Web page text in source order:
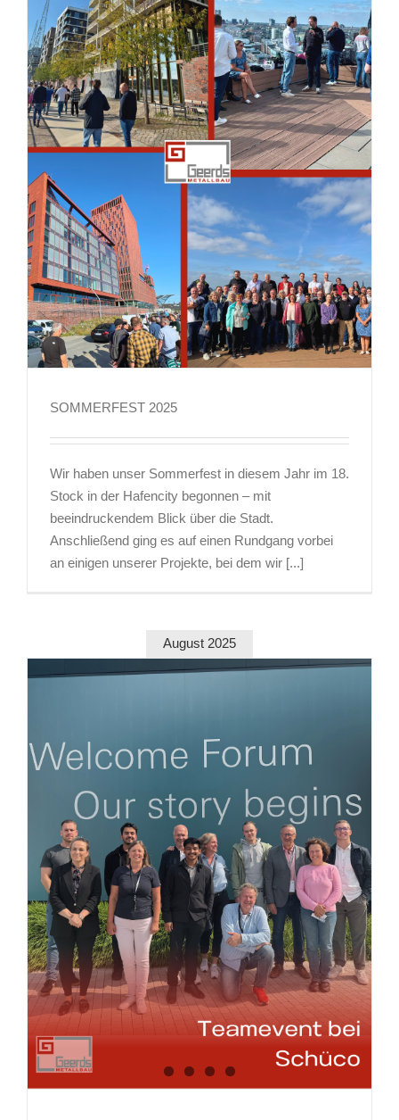
SOMMERFEST 2025
SOMMERFEST 2025
Wir haben unser Sommerfest in diesem Jahr im 18.
Stock in der Hafencity begonnen – mit
beeindruckendem Blick über die Stadt.
Anschließend ging es auf einen Rundgang vorbei
an einigen unserer Projekte, bei dem wir [...]
August 2025
ZU BESUCH BEI SCHÜCO